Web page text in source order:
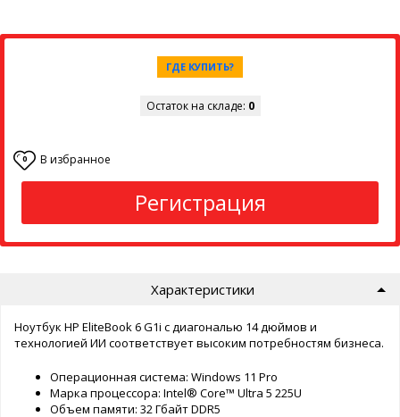
ГДЕ КУПИТЬ?
Остаток на складе: 0
0 В избранное
Регистрация
Характеристики
Ноутбук HP EliteBook 6 G1i с диагональю 14 дюймов и
технологией ИИ соответствует высоким потребностям бизнеса.
Операционная система: Windows 11 Pro
Марка процессора: Intel® Core™ Ultra 5 225U
Объем памяти: 32 Гбайт DDR5